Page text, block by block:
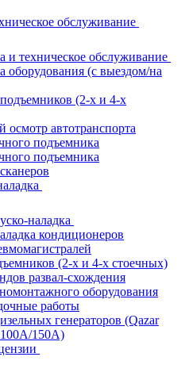
обслуживание
и техническое обслуживание
оборудования (с выездом/на
(2-х и 4-х
осмотр автотранспорта
подъемника
подъемника
наладка
кондиционеров
(2-х и 4-х стоечных)
развал-схождения
оборудования
работы
генераторов (Qazar
150A)